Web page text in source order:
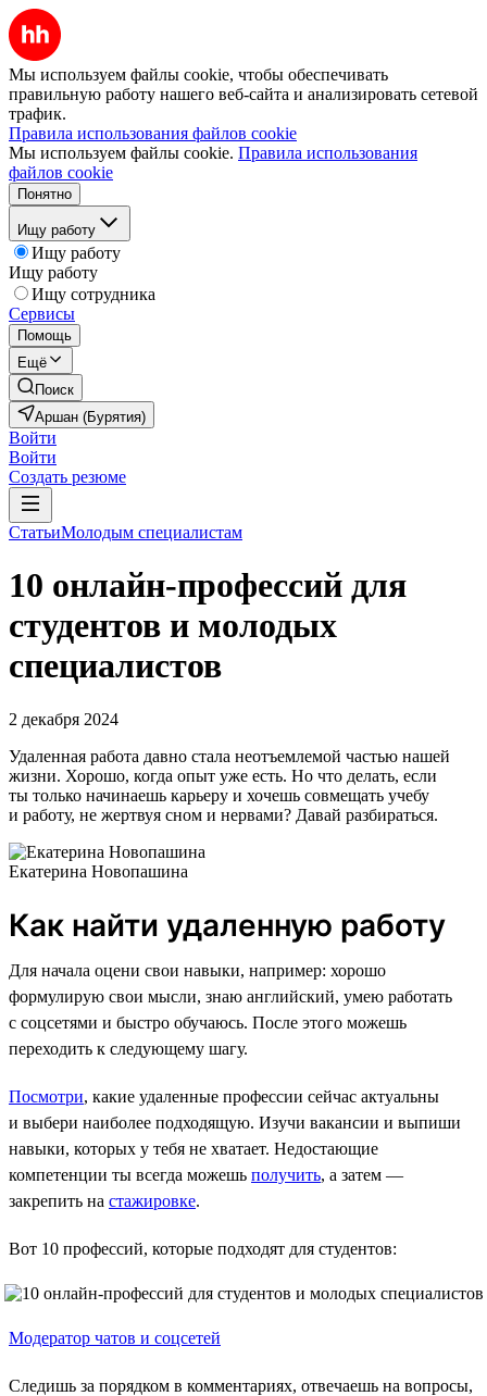
Мы используем файлы cookie, чтобы обеспечивать
правильную работу нашего веб-сайта и анализировать сетевой
трафик.
Правила использования файлов cookie
Мы используем файлы cookie. Правила использования
файлов cookie
Понятно
Ищу работу
Ищу работу
Ищу работу
Ищу сотрудника
Сервисы
Помощь
Ещё
Поиск
Аршан (Бурятия)
Войти
Войти
Создать резюме
СтатьиМолодым специалистам
10 онлайн-профессий для
студентов и молодых
специалистов
2 декабря 2024
Удаленная работа давно стала неотъемлемой частью нашей
жизни. Хорошо, когда опыт уже есть. Но что делать, если
ты только начинаешь карьеру и хочешь совмещать учебу
и работу, не жертвуя сном и нервами? Давай разбираться.
Екатерина Новопашина
Как найти удаленную работу
Для начала оцени свои навыки, например: хорошо
формулирую свои мысли, знаю английский, умею работать
с соцсетями и быстро обучаюсь. После этого можешь
переходить к следующему шагу.
Посмотри, какие удаленные профессии сейчас актуальны
и выбери наиболее подходящую. Изучи вакансии и выпиши
навыки, которых у тебя не хватает. Недостающие
компетенции ты всегда можешь получить, а затем —
закрепить на стажировке.
Вот 10 профессий, которые подходят для студентов:
Модератор чатов и соцсетей
Следишь за порядком в комментариях, отвечаешь на вопросы,